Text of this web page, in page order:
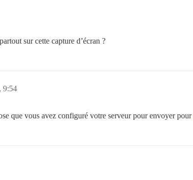
partout sur cette capture d’écran ?
9:54
que vous avez configuré votre serveur pour envoyer pour